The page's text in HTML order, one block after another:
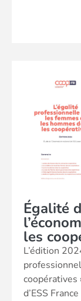
Égalité
les
L’édition
coopératives
d’ESS